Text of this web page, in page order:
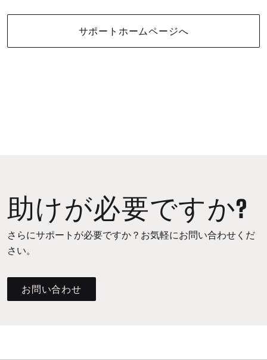
サポートホームページへ
助けが必要ですか?
さらにサポートが必要ですか？お気軽にお問い合わせくだ
さい。
お問い合わせ